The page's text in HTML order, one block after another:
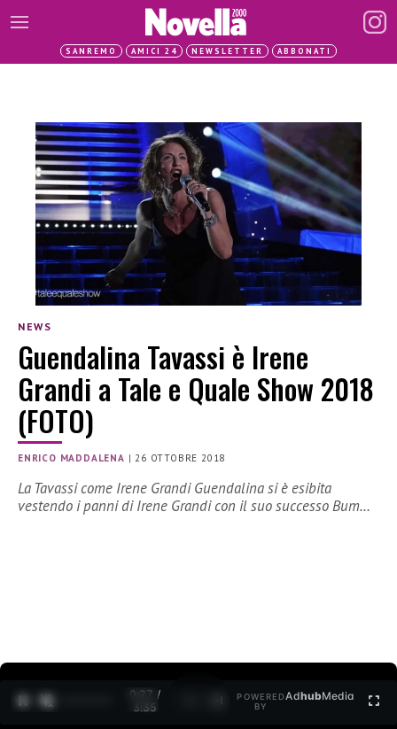
SANREMO AMICI 24 NEWSLETTER ABBONATI
NEWS
Guendalina Tavassi è Irene
Grandi a Tale e Quale Show 2018
(FOTO)
ENRICO MADDALENA |26 OTTOBRE 2018
La Tavassi come Irene Grandi Guendalina si è esibita
vestendo i panni di Irene Grandi con il suo successo Bum…
0:27 /
3:35
POWERED
BY
AdhubMedia